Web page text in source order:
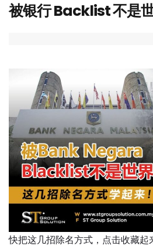
被银行 Backlist 不是
快把这几招除名方式，点击收藏起